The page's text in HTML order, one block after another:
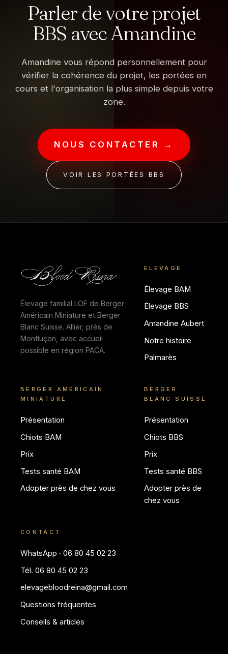
Parler de votre projet
BBS avec Amandine
Amandine vous répond personnellement pour
vérifier la cohérence du projet, les portées en
cours et l'organisation la plus simple depuis votre
zone.
NOUS CONTACTER →
VOIR LES PORTÉES BBS
Élevage familial LOF de Berger
Américain Miniature et Berger
Blanc Suisse. Allier, près de
Montluçon, avec accueil
possible en région PACA.
ÉLEVAGE
Élevage BAM
Élevage BBS
Amandine Aubert
Notre histoire
Palmarès
BERGER AMÉRICAIN
MINIATURE
Présentation
Chiots BAM
Prix
Tests santé BAM
Adopter près de chez vous
BERGER
BLANC SUISSE
Présentation
Chiots BBS
Prix
Tests santé BBS
Adopter près de
chez vous
CONTACT
WhatsApp · 06 80 45 02 23
Tél. 06 80 45 02 23
elevagebloodreina@gmail.com
Questions fréquentes
Conseils & articles